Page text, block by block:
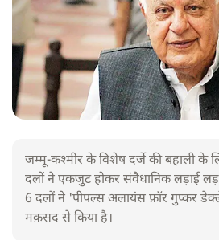
जम्मू-कश्मीर के विशेष दर्जे की बहाली के
दलों ने एकजुट होकर संवैधानिक लड़ाई
6 दलों ने 'पीपल्स अलायंस फ़ॉर गुप्कर
मक़सद से किया है।